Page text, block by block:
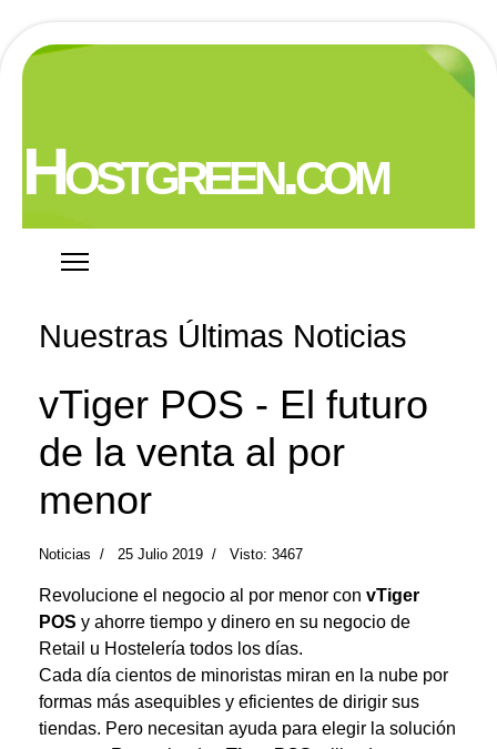
Hostgreen.com
Nuestras Últimas Noticias
vTiger POS - El futuro
de la venta al por
menor
Noticias 25 Julio 2019 Visto: 3467
Revolucione el negocio al por menor con vTiger
POS y ahorre tiempo y dinero en su negocio de
Retail u Hostelería todos los días.
Cada día cientos de minoristas miran en la nube por
formas más asequibles y eficientes de dirigir sus
tiendas. Pero necesitan ayuda para elegir la solución